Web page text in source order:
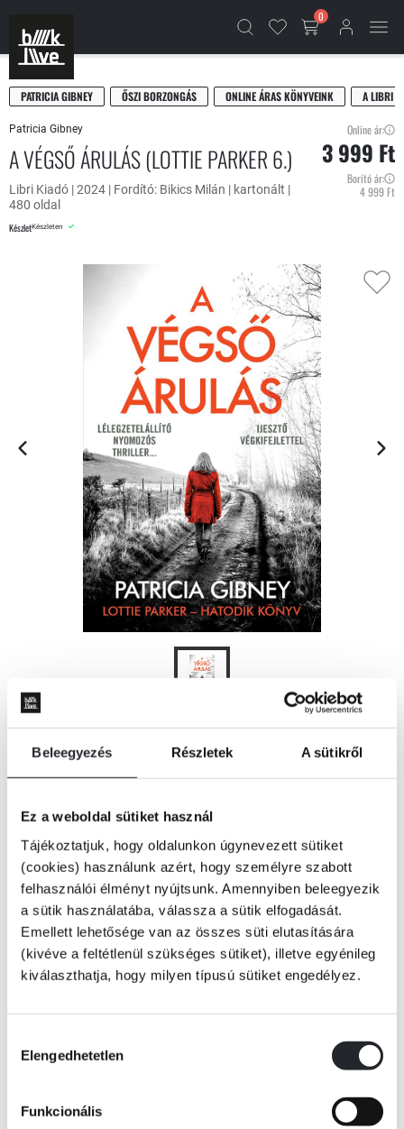
Beleegyezés Részletek A sütikről
Ez a weboldal sütiket használ
Tájékoztatjuk, hogy oldalunkon úgynevezett sütiket
(cookies) használunk azért, hogy személyre szabott
felhasználói élményt nyújtsunk. Amennyiben beleegyezik
a sütik használatába, válassza a sütik elfogadását.
Emellett lehetősége van az összes süti elutasítására
(kivéve a feltétlenül szükséges sütiket), illetve egyénileg
kiválaszthatja, hogy milyen típusú sütiket engedélyez.
kiválasztása
Elengedhetetlen
Funkcionális
0
PATRICIA GIBNEY ŐSZI BORZONGÁS ONLINE ÁRAS KÖNYVEINK A LIBRI
Patricia Gibney
A VÉGSŐ ÁRULÁS (LOTTIE PARKER 6.)
Libri Kiadó | 2024 | Fordító: Bikics Milán | kartonált |
480 oldal
KészletKészleten
Online ár:
3 999 Ft
Borító ár:
4 999 Ft
KOSÁRBA
Lélegzetelállító nyomozós thriller... ijesztő végkifejlettel
Lottie Parker nyomozó most is beleveti magát a munkába, ám míg az
áldozatok utolsó lépéseinek nyomában jár, újabb két meggyilkolt lányt
találnak.
Katie is nyom nélkül eltűnne. Lottie retteg, hogy a gyilkos rabolta el a
sosem volt nagyobb.
Daniel Cole, Robert Bryndza és Karin Slaughter rajongói élvezettel
Tovább